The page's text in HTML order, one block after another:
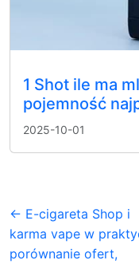
1 Shot ile ma
pojemność
2025-10-01
← E-cigareta Shop i
karma vape w
porównanie ofert,